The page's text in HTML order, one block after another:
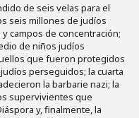
de seis velas para el
seis millones de judíos
campos de concentración;
de niños judíos
que fueron protegidos
perseguidos; la cuarta
la barbarie nazi; la
supervivientes que
y, finalmente, la